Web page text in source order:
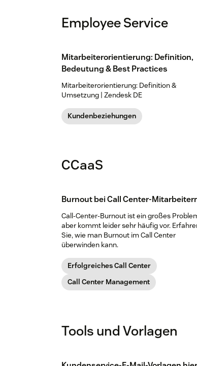
Employee Service
Mitarbeiterorientierung: Definition,
Bedeutung & Best Practices
Mitarbeiterorientierung: Definition &
Umsetzung | Zendesk DE
Kundenbeziehungen
CCaaS
Burnout bei Call Center-
Call-Center-Burnout ist ein großes
aber kommt leider sehr häufig vor.
Sie, wie man Burnout im Call Center
überwinden kann.
Erfolgreiches Call Center
Call Center Management
Tools und Vorlagen